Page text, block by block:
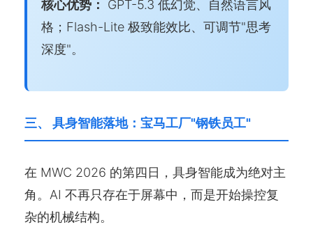
核心优势：
GPT-5.3 低幻觉、自然语言风
格；Flash-Lite 极致能效比、可调节"思考
深度"。
三、 具身智能落地：宝马工厂"钢铁员工"
在 MWC 2026 的第四日，具身智能成为绝对主
角。AI 不再只存在于屏幕中，而是开始操控复
杂的机械结构。